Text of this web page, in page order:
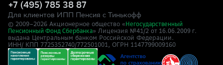
+7 (495) 785 38 87
Для клиентов ИПП Пенсия с Тинькофф
© 2009–2026 Акционерное общество « Негосударственный
Пенсионный Фонд Сбербанка» Лицензия №41/2 от 16.06.2009 г.
выдана Центральным банком Российской Федерации.
ИНН/ КПП 7725352740/772501001, ОГРН 1147799009160